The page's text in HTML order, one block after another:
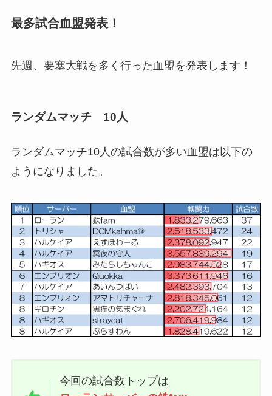
最多試合血盟発表！
先週、要塞大戦を多く行った血盟を発表します！
ランダムマッチ 10人
ランダムマッチ10人の試合数が多い血盟は以下の
ようになりました。
今回の試合数トップは